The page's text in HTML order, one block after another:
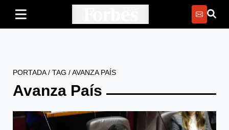
PORTADA/ TAG /AVANZA PAÍS
Avanza País